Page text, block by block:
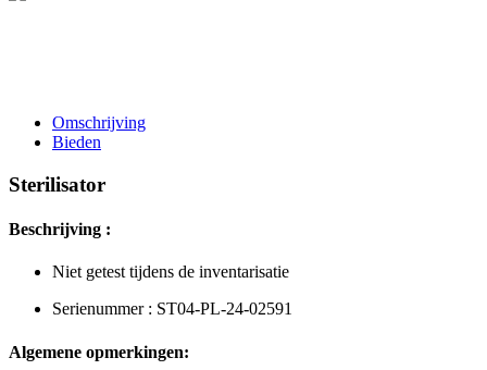
Omschrijving
Bieden
Sterilisator
Beschrijving :
Niet getest tijdens de inventarisatie
Serienummer : ST04-PL-24-02591
Algemene opmerkingen: